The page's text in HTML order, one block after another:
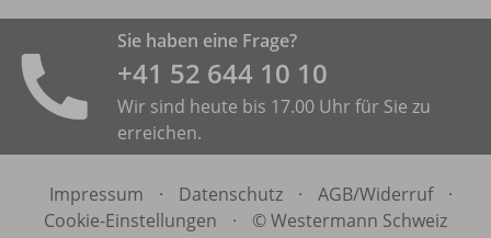
Sie haben eine Frage?
+41 52 644 10 10
Wir sind heute bis 17.00 Uhr für Sie zu
erreichen.
Impressum · Datenschutz · AGB/Widerruf
·
Cookie-Einstellungen
· © Westermann Schweiz